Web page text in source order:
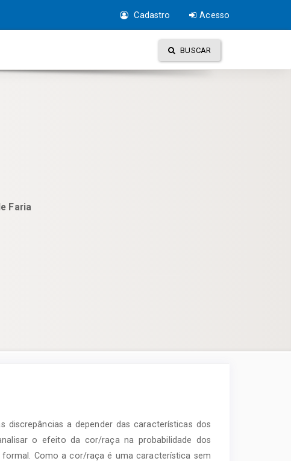
Cadastro Acesso
BUSCAR
Faria
discrepâncias a depender das características dos
o efeito da cor/raça na probabilidade dos
Como a cor/raça é uma característica sem